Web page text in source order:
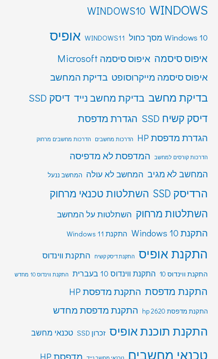
WINDOWS
WINDOWS10
Windows 10 מסך כחול WINDOWS11 אופיס
איפוס סיסמה איפוס סיסמה Microsoft
איפוס סיסמה מייקרוסופט בדיקת המחשב
בדיקת מחשב בדיקת מחשב נייד דיסק SSD
דיסק קשיח SSD
הגדרת מדפסת
הגדרת מדפסת HP הדרכות מחשבים הדרכות מחשבים מרחוק
הדרכות קורסים למחשב המדפסת לא מדפיסה
המחשב לא מגיב המחשב לא עולה המחשב ננעל
הרדיסק SSD
השתלטות טכנאי מרחוק
השתלטות מרחוק השתלטות על המחשב
התקנת Windows 10 התקנת Windows 11
התקנת אופיס התקנת דיסק קשיח התקנת ווינדוס
התקנת ווינדוס 10 התקנת ווינדוס 10 בעברית התקנת ווינדוס 10 מחדש
התקנת מדפסת התקנת מדפסת HP
התקנת מדפסת hp 2620 התקנת מדפסת מחדש
התקנת תוכנת אופיס זכרון SSD טכנאי מחשב
טכנאי מחשבים מדפסת HP